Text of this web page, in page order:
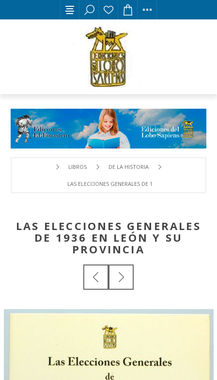
LIBROS DE LA HISTORIA
LAS ELECCIONES GENERALES DE 1936 EN LEÓN Y SU
LAS ELECCIONES GENERALES
DE 1936 EN LEÓN Y SU
PROVINCIA